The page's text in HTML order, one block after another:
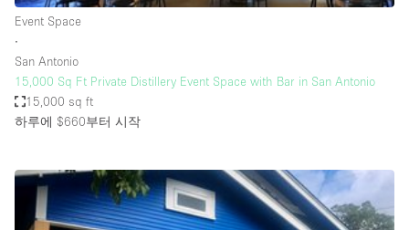
Art Gallery
Atelier / Workshop Studio
Boat
Boutique / Shop
Conference Room
Event Space
∙
San Antonio
15,000 Sq Ft Private Distillery Event Space with Bar in San Antonio
15,000 sq ft
하루에 $660부터 시작